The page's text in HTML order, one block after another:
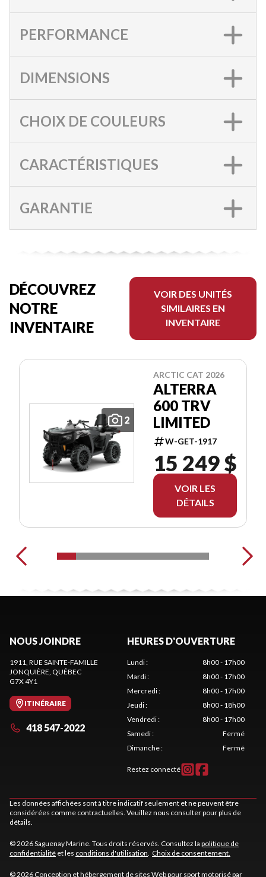
PERFORMANCE
DIMENSIONS
CHOIX DE COULEURS
CARACTÉRISTIQUES
GARANTIE
DÉCOUVREZ
NOTRE
INVENTAIRE
VOIR DES UNITÉS
SIMILAIRES EN
INVENTAIRE
2
ARCTIC CAT 2026
ALTERRA
600 TRV
LIMITED
W-GET-1917
15 249 $
VOIR LES
DÉTAILS
NOUS JOINDRE
1911, RUE SAINTE-FAMILLE
JONQUIÈRE , QUÉBEC
G7X 4Y1
ITINÉRAIRE
418 547-2022
HEURES D'OUVERTURE
Lundi:
8h00 - 17h00
Mardi:
8h00 - 17h00
Mercredi:
8h00 - 17h00
Jeudi:
8h00 - 18h00
Vendredi:
8h00 - 17h00
Samedi:
Fermé
Dimanche: Fermé
Restez connecté
Les données affichées sont à titre indicatif seulement et ne peuvent être
considérées comme contractuelles. Veuillez nous consulter pour plus de
détails.
© 2026 Saguenay Marine. Tous droits réservés. Consultez la politique de
confidentialité et les conditions d'utilisation Choix de consentement.
© 2026 Conception et hébergement de sites Web pour sport motorisé par